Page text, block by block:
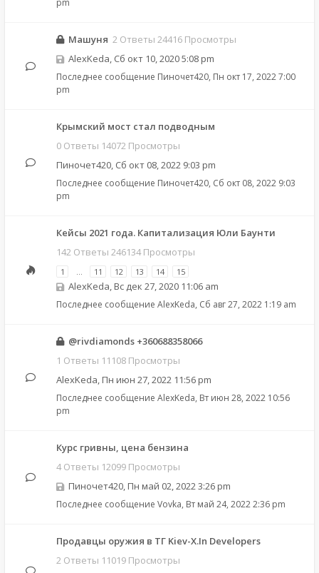
pm
Машуня 2 Ответы 24416 Просмотры
AlexKeda, Сб окт 10, 2020 5:08 pm
Последнее сообщение Пиночет420, Пн окт 17, 2022 7:00
pm
Крымский мост стал подводным
0 Ответы 14072 Просмотры
Пиночет420, Сб окт 08, 2022 9:03 pm
Последнее сообщение Пиночет420, Сб окт 08, 2022 9:03
pm
Кейсы 2021 года. Капитализация Юли Баунти
142 Ответы 246134 Просмотры
1 … 11 12 13 14 15
AlexKeda, Вс дек 27, 2020 11:06 am
Последнее сообщение AlexKeda, Сб авг 27, 2022 1:19 am
@rivdiamonds +360688358066
1 Ответы 11108 Просмотры
AlexKeda, Пн июн 27, 2022 11:56 pm
Последнее сообщение AlexKeda, Вт июн 28, 2022 10:56
pm
Курс гривны, цена бензина
4 Ответы 12099 Просмотры
Пиночет420, Пн май 02, 2022 3:26 pm
Последнее сообщение Vovka, Вт май 24, 2022 2:36 pm
Продавцы оружия в ТГ Kiev-X.In Developers
2 Ответы 11019 Просмотры